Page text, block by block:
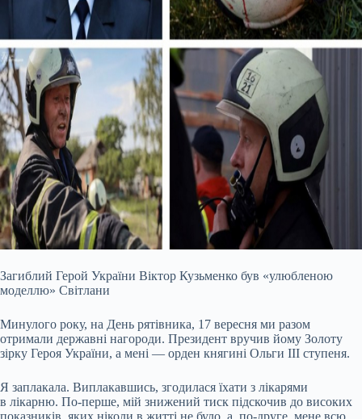
Загиблий Герой України Віктор Кузьменко був «улюбленою
моделлю» Світлани
Минулого року, на День рятівника, 17 вересня ми разом
отримали державні нагороди. Президент вручив йому Золоту
зірку Героя України, а мені — орден княгині Ольги ІІІ ступеня.
Я заплакала. Виплакавшись, згодилася їхати з лікарями
в лікарню. По-перше, мій знижений тиск підскочив до високих